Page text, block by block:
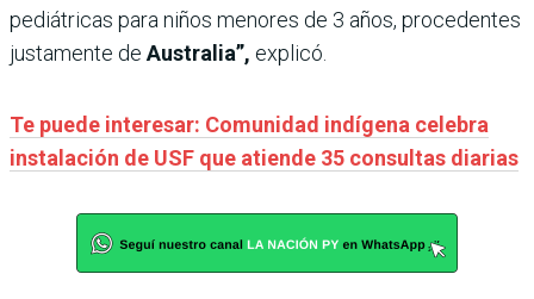
pediátricas para niños menores de 3 años, procedentes
justamente de Australia”, explicó.
Te puede interesar: Comunidad indígena celebra
instalación de USF que atiende 35 consultas diarias